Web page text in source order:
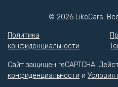
© 2026 LikeCars.
Политика
конфиденциальности
Сайт защищен reCAPTCHA.
конфиденциальности и Условия